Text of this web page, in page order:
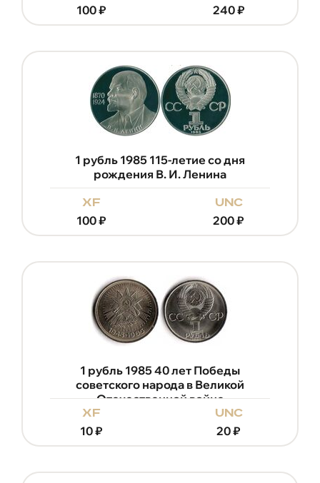
100₽
240₽
1 рубль 1985 115-летие со дня
рождения В. И. Ленина
xf
100₽
unc
200₽
1 рубль 1985 40 лет Победы
советского народа в Великой
Отечественной войне
xf
10₽
unc
20₽